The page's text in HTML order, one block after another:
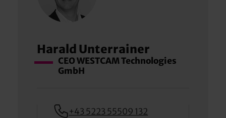
Harald Unterrainer
CEO WESTCAM Technologies
GmbH
+43 5223 55509 132